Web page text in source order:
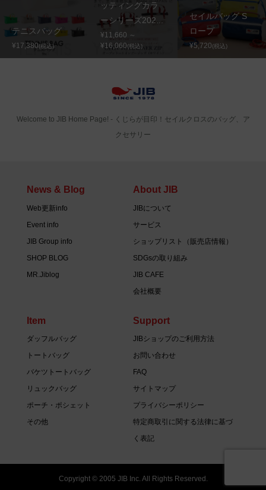
テニスバッグ
¥17,380(税込)
ッティングカラ
ーシリーズ202...
¥11,660 ～
¥16,060(税込)
セイルバッグ S
ロープ
¥5,720(税込)
Welcome to JIB Home Page! ‐ くじらが目印！セイルクロスのバッグ、ア
クセサリー
News & Blog
Web更新info
Event info
JIB Group info
SHOP BLOG
MR.Jiblog
About JIB
JIBについて
サービス
ショップリスト（販売店情報）
SDGsの取り組み
JIB CAFE
会社概要
Item
ダッフルバッグ
トートバッグ
バケツトートバッグ
リュックバッグ
ポーチ・ポシェット
その他
Support
JIBショップのご利用方法
お問い合わせ
FAQ
サイトマップ
プライバシーポリシー
特定商取引に関する法律に基づ
く表記
Copyright © 2005 JIB Inc. All Rights Reserved.